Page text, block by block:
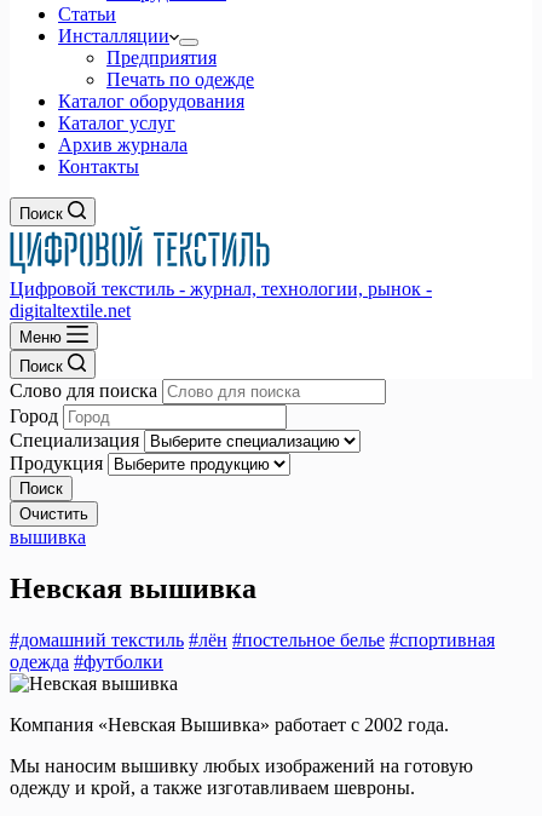
Статьи
Инсталляции
Предприятия
Печать по одежде
Каталог оборудования
Каталог услуг
Архив журнала
Контакты
Поиск
Цифровой текстиль - журнал, технологии, рынок -
digitaltextile.net
Меню
Поиск
Слово для поиска
Город
Специализация
Продукция
вышивка
Невская вышивка
#домашний текстиль #лён #постельное белье #спортивная
одежда #футболки
Компания «Невская Вышивка» работает с 2002 года.
Мы наносим вышивку любых изображений на готовую
одежду и крой, а также изготавливаем шевроны.